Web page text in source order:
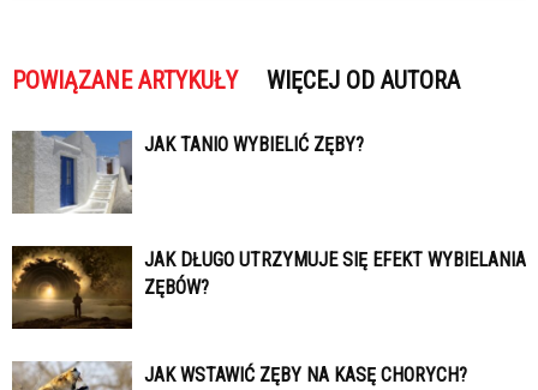
POWIĄZANE ARTYKUŁY WIĘCEJ OD AUTORA
JAK TANIO WYBIELIĆ ZĘBY?
JAK DŁUGO UTRZYMUJE SIĘ EFEKT WYBIELANIA
ZĘBÓW?
JAK WSTAWIĆ ZĘBY NA KASĘ CHORYCH?